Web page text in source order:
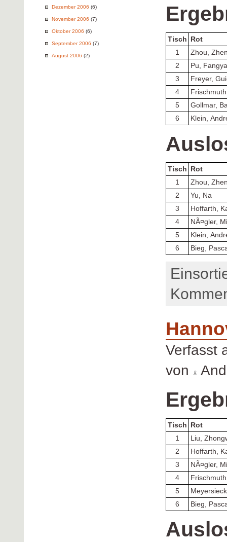
Dezember 2006 (6)
November 2006 (7)
Oktober 2006 (6)
September 2006 (7)
August 2006 (2)
Tisch Rot
1
Zhou,
2
Pu,
3
Freyer,
4
5
Gollmar,
6
Klein,
Tisch
Rot
1
Zhou,
2
Yu, Na
3
Hoffarth,
4
NÃ¤gler,
5
Klein,
6
Bieg,
Verfasst
von
Tisch Rot
1
Liu,
2
Hoffarth,
3
NÃ¤gler,
4
5
6
Bieg,